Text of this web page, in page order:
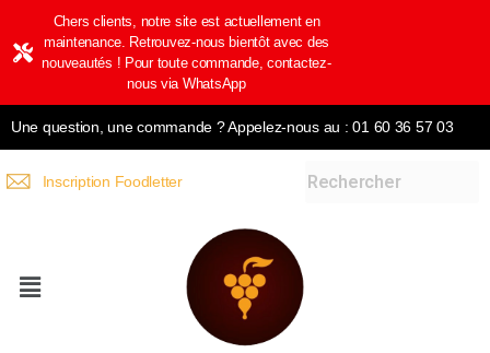
Chers clients, notre site est actuellement en
maintenance. Retrouvez-nous bientôt avec des
nouveautés ! Pour toute commande, contactez-
nous via WhatsApp
Une question, une commande ? Appelez-nous au : 01 60 36 57 03
Inscription Foodletter